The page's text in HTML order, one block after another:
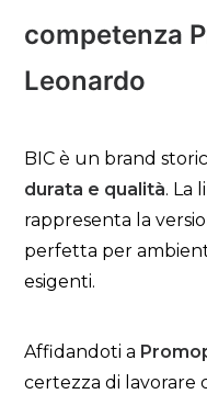
competenza
Leonardo
BIC è un brand
durata e qualità. La
rappresenta la
perfetta per
esigenti.
Affidandoti a
certezza di lavorare